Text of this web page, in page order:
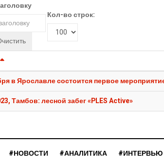
Кол-во строк:
в Ярославле состоится первое
Тамбов: лесной забег «PLES Active»
#НОВОСТИ #АНАЛИТИКА #ИНТЕРВЬЮ